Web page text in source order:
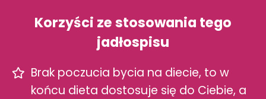
Korzyści ze stosowania tego
jadłospisu
Brak poczucia bycia na diecie, to w
końcu dieta dostosuje się do Ciebie, a